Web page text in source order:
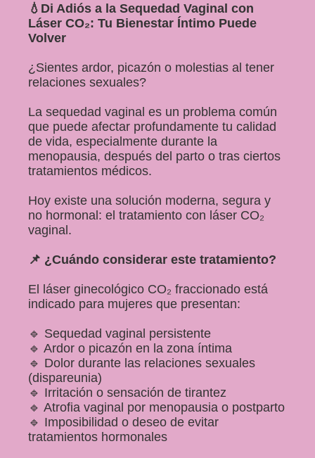
💧Di Adiós a la Sequedad Vaginal con
Láser CO₂: Tu Bienestar Íntimo Puede
Volver
¿Sientes ardor, picazón o molestias al tener
relaciones sexuales?
La sequedad vaginal es un problema común
que puede afectar profundamente tu calidad
de vida, especialmente durante la
menopausia, después del parto o tras ciertos
tratamientos médicos.
Hoy existe una solución moderna, segura y
no hormonal: el tratamiento con láser CO₂
vaginal.
📌 ¿Cuándo considerar este tratamiento?
El láser ginecológico CO₂ fraccionado está
indicado para mujeres que presentan:
🔹 Sequedad vaginal persistente
🔹 Ardor o picazón en la zona íntima
🔹 Dolor durante las relaciones sexuales
(dispareunia)
🔹 Irritación o sensación de tirantez
🔹 Atrofia vaginal por menopausia o postparto
🔹 Imposibilidad o deseo de evitar
tratamientos hormonales